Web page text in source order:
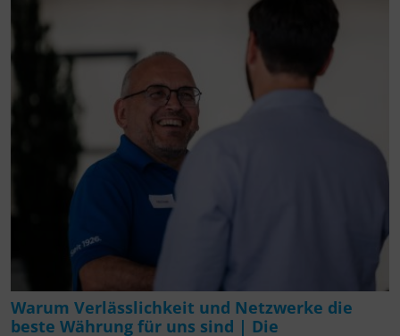
Warum Verlässlichkeit und Netzwerke die
beste Währung für uns sind | Die